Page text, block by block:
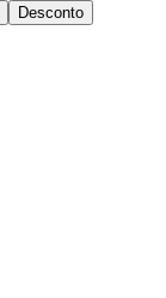
Desconto